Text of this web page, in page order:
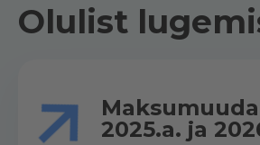
Olulist
2025.a. ja